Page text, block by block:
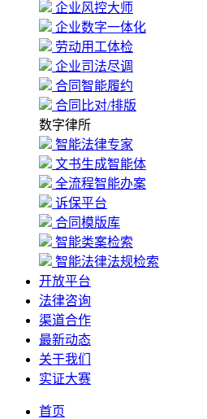
企业风控大师
企业数字一体化
劳动用工体检
企业司法尽调
合同智能履约
合同比对/排版
数字律所
智能法律专家
文书生成智能体
全流程智能办案
诉保平台
合同模版库
智能类案检索
智能法律法规检索
开放平台
法律咨询
渠道合作
最新动态
关于我们
实证大赛
首页